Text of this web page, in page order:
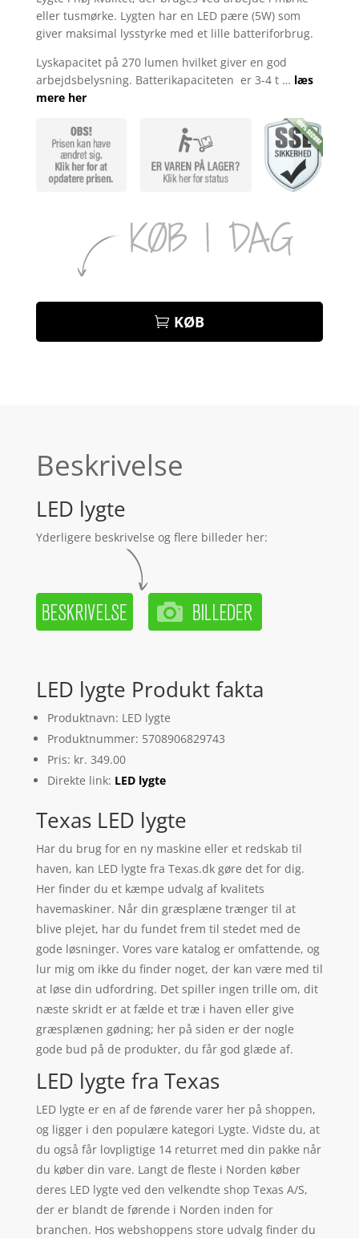
eller tusmørke. Lygten har en LED pære (5W) som
giver maksimal lysstyrke med et lille batteriforbrug.
Lyskapacitet på 270 lumen hvilket giver en god
arbejdsbelysning. Batterikapaciteten er 3-4 t … læs
mere her
KØB
Beskrivelse
LED lygte
Yderligere beskrivelse og flere billeder her:
LED lygte Produkt fakta
Produktnavn: LED lygte
Produktnummer: 5708906829743
Pris: kr. 349.00
Direkte link: LED lygte
Texas LED lygte
Har du brug for en ny maskine eller et redskab til
haven, kan LED lygte fra Texas.dk gøre det for dig.
Her finder du et kæmpe udvalg af kvalitets
havemaskiner. Når din græsplæne trænger til at
blive plejet, har du fundet frem til stedet med de
gode løsninger. Vores vare katalog er omfattende, og
lur mig om ikke du finder noget, der kan være med til
at løse din udfordring. Det spiller ingen trille om, dit
næste skridt er at fælde et træ i haven eller give
græsplænen gødning; her på siden er der nogle
gode bud på de produkter, du får god glæde af.
LED lygte fra Texas
LED lygte er en af de førende varer her på shoppen,
og ligger i den populære kategori Lygte. Vidste du, at
du også får lovpligtige 14 returret med din pakke når
du køber din vare. Langt de fleste i Norden køber
deres LED lygte ved den velkendte shop Texas A/S,
der er blandt de førende i Norden inden for
branchen. Hos webshoppens store udvalg finder du